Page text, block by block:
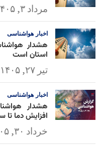
مرداد ۳, ۱۴۰۵
اخبار هواشناسی
استان است
تیر ۲۷, ۱۴۰۵
اخبار هواشناسی
هشدار
افزایش دما تا
خرداد ۳۰, ۱۴۰۵